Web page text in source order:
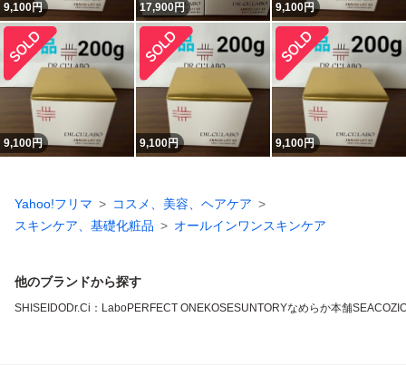
9,100円 17,900円 9,100円
9,100円 9,100円 9,100円
Yahoo!フリマ
コスメ、美容、ヘアケア
スキンケア、基礎化粧品
オールインワンスキンケア
他のブランドから探す
SHISEIDODr.Ci：LaboPERFECT ONEKOSESUNTORYなめらか本舗SEAC